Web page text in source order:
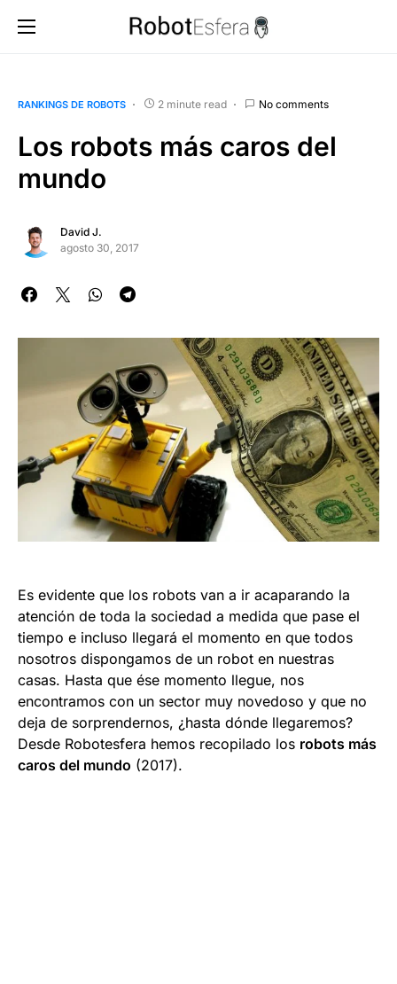
RANKINGS DE ROBOTS 2 minute read No comments
Los robots más caros del
mundo
David J.
agosto 30, 2017
Es evidente que los robots van a ir acaparando la
atención de toda la sociedad a medida que pase el
tiempo e incluso llegará el momento en que todos
nosotros dispongamos de un robot en nuestras
casas. Hasta que ése momento llegue, nos
encontramos con un sector muy novedoso y que no
deja de sorprendernos, ¿hasta dónde llegaremos?
Desde Robotesfera hemos recopilado los robots más
caros del mundo (2017).